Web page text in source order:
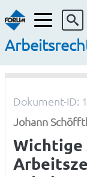
Menü
Dokument-ID:
Johann
Wichtige